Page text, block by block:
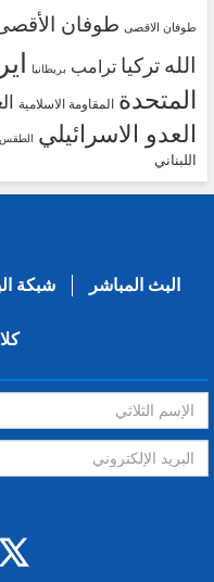
طوفان الاقصى طوفان
الله تركيا ترامب بريطانيا
المتحدة
المقاومة الاسلامية
العدو الاسرائيلي الطقس
اللبناني
البث المباشر شبكة